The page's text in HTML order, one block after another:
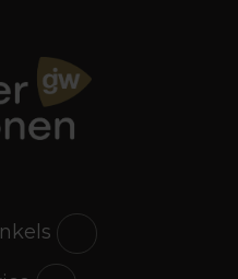
we wel wezen,
om spullen op
om een
om je voeten ’s
we gaan ze hier
Waar het om
meubelstuk